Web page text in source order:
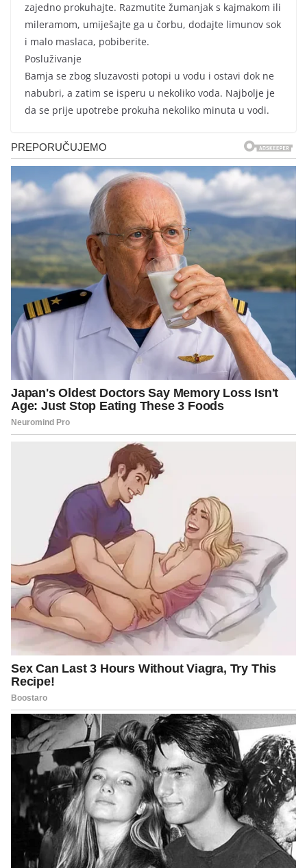
zajedno prokuhajte. Razmutite žumanjak s kajmakom ili
mileramom, umiješajte ga u čorbu, dodajte limunov sok
i malo maslaca, pobiberite.
Posluživanje
Bamja se zbog sluzavosti potopi u vodu i ostavi dok ne
nabubri, a zatim se isperu u nekoliko voda. Najbolje je
da se prije upotrebe prokuha nekoliko minuta u vodi.